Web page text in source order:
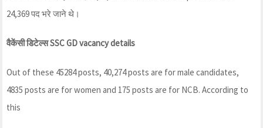
24,369 पद भरे जाने थे।
वैकेंसी डिटेल्स SSC GD vacancy details
Out of these 45284 posts, 40,274 posts are for male candidates,
4835 posts are for women and 175 posts are for NCB. According to
this